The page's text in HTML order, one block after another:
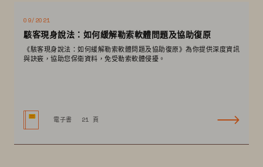
09/2021
駭客現身說法：如何緩解勒索軟體問題及協助復原
《駭客現身說法：如何緩解勒索軟體問題及協助復原》為你提供深度資訊
與訣竅，協助您保衛資料，免受勒索軟體侵擾。
電子書 21 頁